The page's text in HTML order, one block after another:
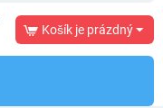
Košík je prázdný